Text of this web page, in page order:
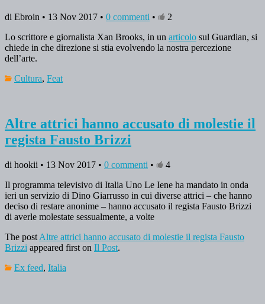
di Ebroin • 13 Nov 2017 • 0 commenti •
2
Lo scrittore e giornalista Xan Brooks, in un articolo sul Guardian, si
chiede in che direzione si stia evolvendo la nostra percezione
dell’arte.
Cultura, Feat
Altre attrici hanno accusato di molestie il
regista Fausto Brizzi
di hookii • 13 Nov 2017 • 0 commenti •
4
Il programma televisivo di Italia Uno Le Iene ha mandato in onda
ieri un servizio di Dino Giarrusso in cui diverse attrici – che hanno
deciso di restare anonime – hanno accusato il regista Fausto Brizzi
di averle molestate sessualmente, a volte
The post Altre attrici hanno accusato di molestie il regista Fausto
Brizzi appeared first on Il Post.
Ex feed, Italia